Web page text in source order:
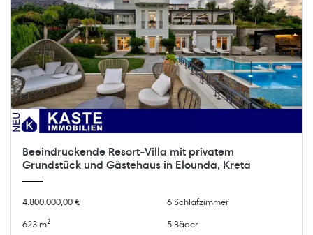
Beeindruckende Resort-Villa mit privatem
Grundstück und Gästehaus in Elounda, Kreta
4.800.000,00 €
623 m²
6 Schlafzimmer
5 Bäder